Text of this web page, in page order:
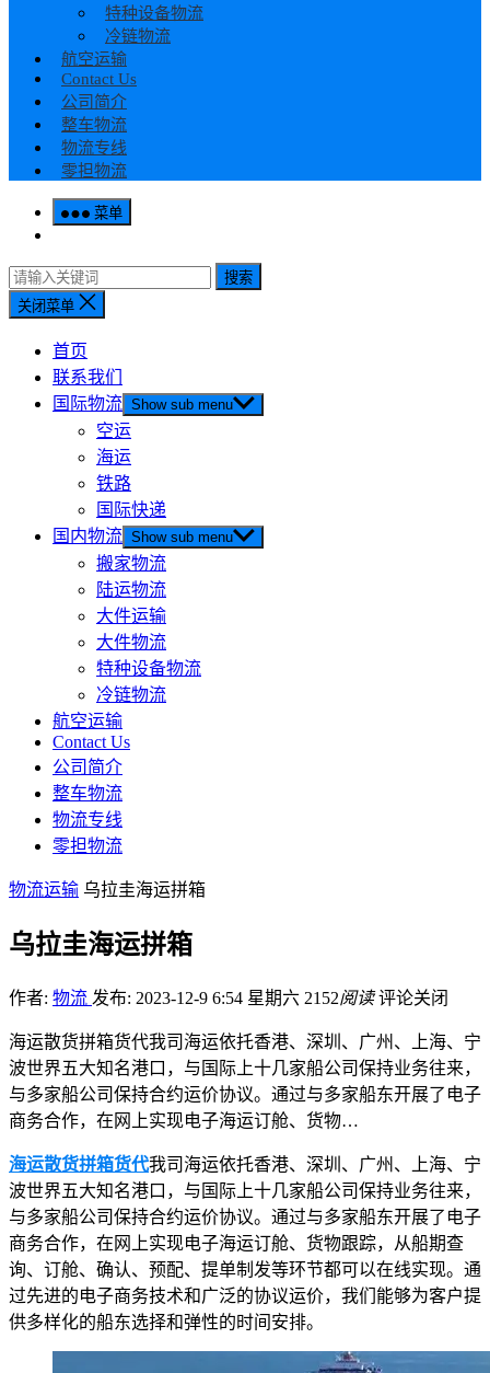
特种设备物流
冷链物流
航空运输
Contact Us
公司简介
整车物流
物流专线
零担物流
菜单
搜索
关闭菜单
首页
联系我们
国际物流 Show sub menu
空运
海运
铁路
国际快递
国内物流 Show sub menu
搬家物流
陆运物流
大件运输
大件物流
特种设备物流
冷链物流
航空运输
Contact Us
公司简介
整车物流
物流专线
零担物流
物流运输 乌拉圭海运拼箱
乌拉圭海运拼箱
作者: 物流 发布: 2023-12-9 6:54 星期六 2152阅读 评论关闭
海运散货拼箱货代我司海运依托香港、深圳、广州、上海、宁
波世界五大知名港口，与国际上十几家船公司保持业务往来，
与多家船公司保持合约运价协议。通过与多家船东开展了电子
商务合作，在网上实现电子海运订舱、货物…
海运散货拼箱货代我司海运依托香港、深圳、广州、上海、宁
波世界五大知名港口，与国际上十几家船公司保持业务往来，
与多家船公司保持合约运价协议。通过与多家船东开展了电子
商务合作，在网上实现电子海运订舱、货物跟踪，从船期查
询、订舱、确认、预配、提单制发等环节都可以在线实现。通
过先进的电子商务技术和广泛的协议运价，我们能够为客户提
供多样化的船东选择和弹性的时间安排。